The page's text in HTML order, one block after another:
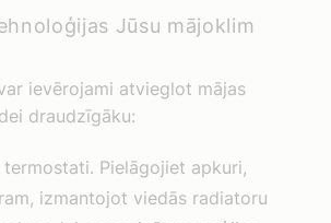
Jūsu mājoklim
ievērojami atvieglot mājas
draudzīgāku:
termostati. Pielāgojiet apkuri,
izmantojot viedās radiatoru